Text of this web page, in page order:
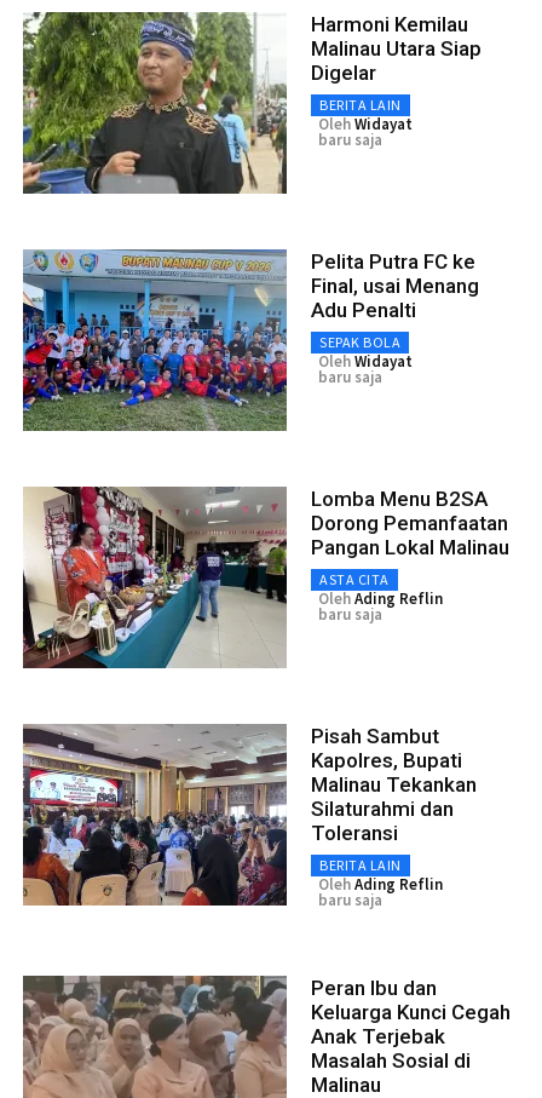
Harmoni Kemilau
Malinau Utara Siap
Digelar
BERITA LAIN
OlehWidayat
baru saja
Pelita Putra FC ke
Final, usai Menang
Adu Penalti
SEPAK BOLA
OlehWidayat
baru saja
Lomba Menu B2SA
Dorong Pemanfaatan
Pangan Lokal Malinau
ASTA CITA
OlehAding Reflin
baru saja
Pisah Sambut
Kapolres, Bupati
Malinau Tekankan
Silaturahmi dan
Toleransi
BERITA LAIN
OlehAding Reflin
baru saja
Peran Ibu dan
Keluarga Kunci Cegah
Anak Terjebak
Masalah Sosial di
Malinau